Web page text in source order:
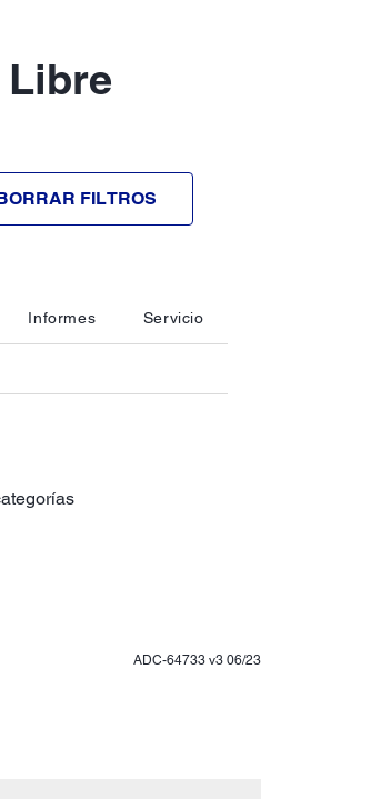
FILTROS
Informes Servicio
ADC-64733 v3 06/23